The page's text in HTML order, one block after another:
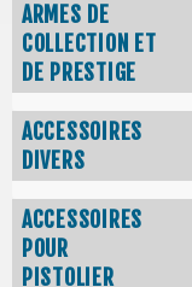
ARMES DE
COLLECTION ET
DE PRESTIGE
ACCESSOIRES
DIVERS
ACCESSOIRES
POUR
PISTOLIER